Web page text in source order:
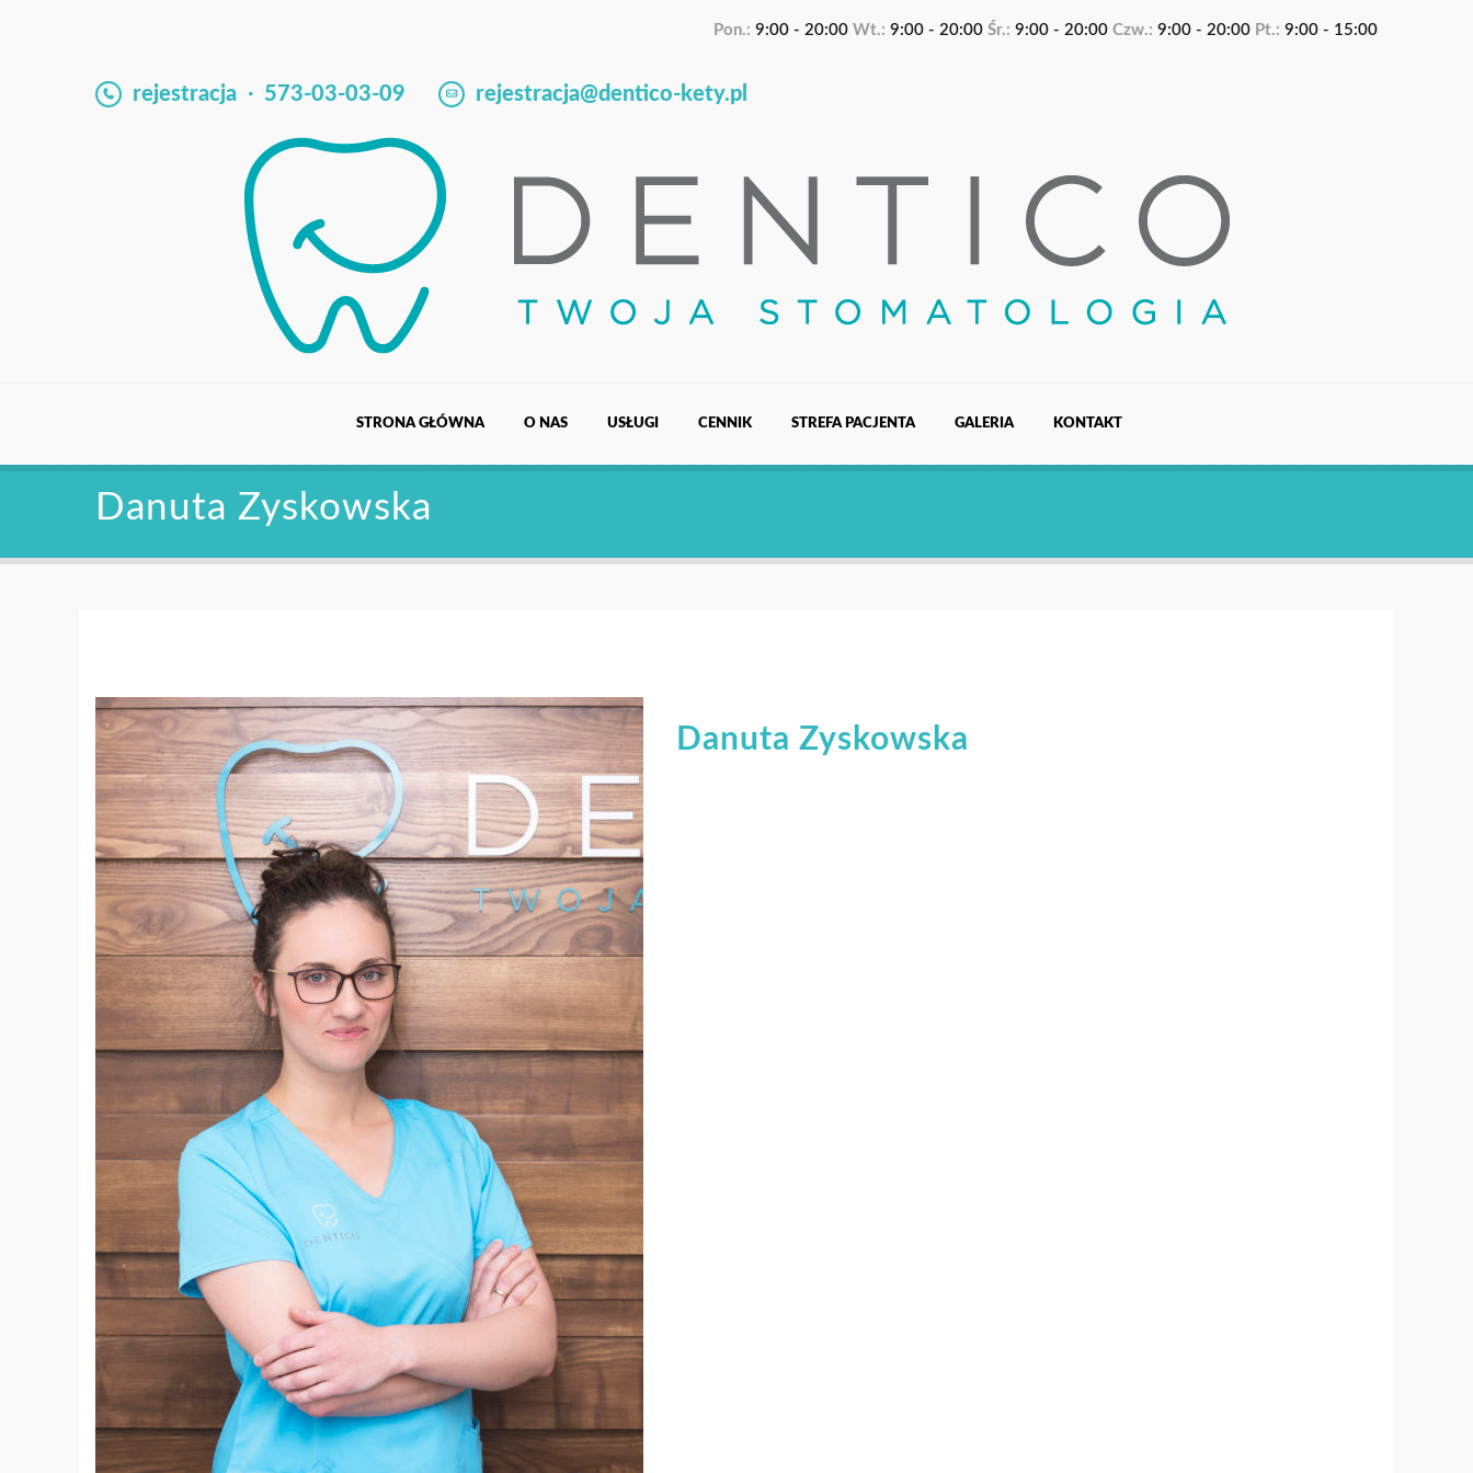
Pon.: 9:00 - 20:00 Wt.: 9:00 - 20:00 Śr.: 9:00 - 20:00 Czw.: 9:00 - 20:00 Pt.: 9:00 - 15:00
rejestracja 573-03-03-09 rejestracja@dentico-kety.pl
STRONA GŁÓWNA O NAS USŁUGI CENNIK STREFA PACJENTA GALERIA KONTAKT
Danuta Zyskowska
Danuta Zyskowska